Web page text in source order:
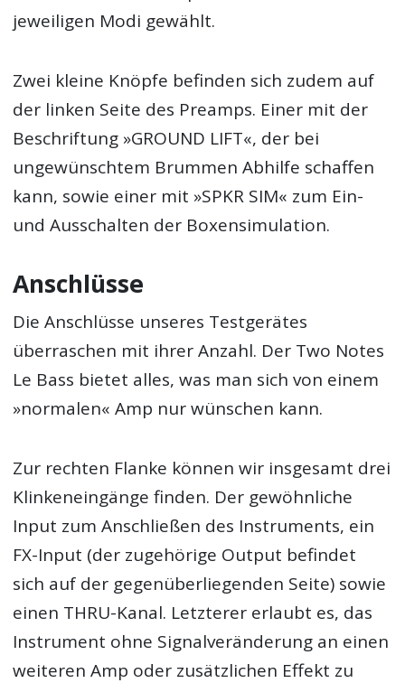
jeweiligen Modi gewählt.
Zwei kleine Knöpfe befinden sich zudem auf
der linken Seite des Preamps. Einer mit der
Beschriftung »GROUND LIFT«, der bei
ungewünschtem Brummen Abhilfe schaffen
kann, sowie einer mit »SPKR SIM« zum Ein-
und Ausschalten der Boxensimulation.
Anschlüsse
Die Anschlüsse unseres Testgerätes
überraschen mit ihrer Anzahl. Der Two Notes
Le Bass bietet alles, was man sich von einem
»normalen« Amp nur wünschen kann.
Zur rechten Flanke können wir insgesamt drei
Klinkeneingänge finden. Der gewöhnliche
Input zum Anschließen des Instruments, ein
FX-Input (der zugehörige Output befindet
sich auf der gegenüberliegenden Seite) sowie
einen THRU-Kanal. Letzterer erlaubt es, das
Instrument ohne Signalveränderung an einen
weiteren Amp oder zusätzlichen Effekt zu